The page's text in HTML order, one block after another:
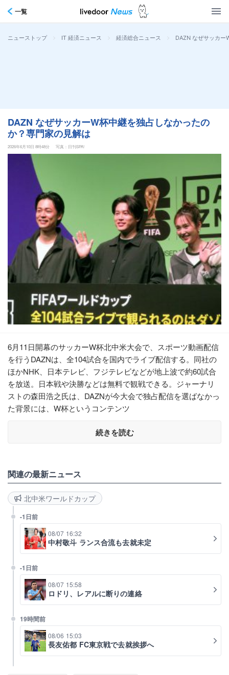
一覧
ニューストップ > IT 経済ニュース > 経済総合ニュース > DAZN なぜサッカー
DAZN なぜサッカーW杯中継を独占しなかったの
か？専門家の見解は
2026年6月10日 8時48分 写真：日刊SPA!
6月11日開幕のサッカーW杯北中米大会で、スポーツ動画配信
を行うDAZNは、全104試合を国内でライブ配信する。同社の
ほかNHK、日本テレビ、フジテレビなどが地上波で約60試合
を放送。日本戦や決勝などは無料で観戦できる。ジャーナリ
ストの森田浩之氏は、DAZNが今大会で独占配信を選ばなかっ
た背景には、W杯というコンテンツ
続きを読む
関連の最新ニュース
北中米ワールドカップ
-1日前
08/07 16:32
中村敬斗 ランス合流も去就未定
-1日前
08/07 15:58
ロドリ、レアルに断りの連絡
19時間前
08/06 15:03
長友佑都 FC東京戦で去就挨拶へ